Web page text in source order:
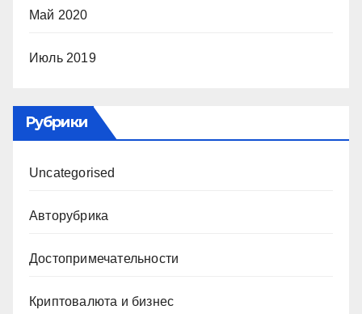
Май 2020
Июль 2019
Рубрики
Uncategorised
Авторубрика
Достопримечательности
Криптовалюта и бизнес